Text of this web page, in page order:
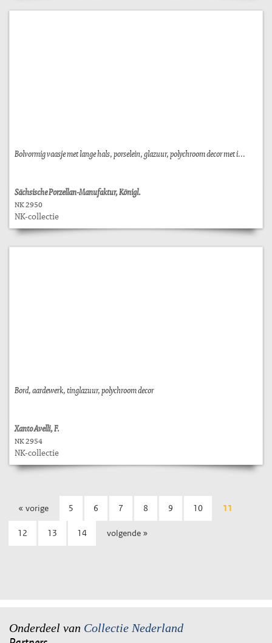
Bolvormig vaasje met lange hals, porselein, glazuur, polychroom decor met i...
Sächsische Porzellan-Manufaktur, Königl.
NK 2950
NK-collectie
Bord, aardewerk, tinglazuur, polychroom decor
Xanto Avelli, F.
NK 2954
NK-collectie
« vorige 5 6 7 8 9 10 11
12 13 14 volgende »
Onderdeel van Collectie Nederland